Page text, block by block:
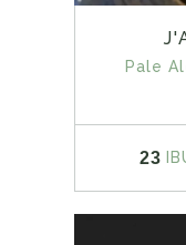
Pale
23